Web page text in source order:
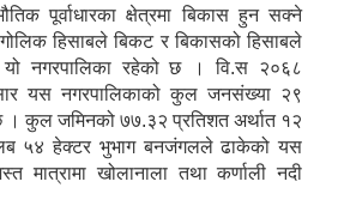
पूर्वाधारका क्षेत्रमा बिकास हुन सक्ने
हिसाबले बिकट र बिकासको हिसाबले
यो नगरपालिका रहेको छ । वि.स २०६८
यस नगरपालिकाको कुल जनसंख्या २९
कुल जमिनको ७७.३२ प्रतिशत अर्थात १२
५४ हेक्टर भुभाग बनजंगलले ढाकेको यस
मात्रामा खोलानाला तथा कर्णाली नदी